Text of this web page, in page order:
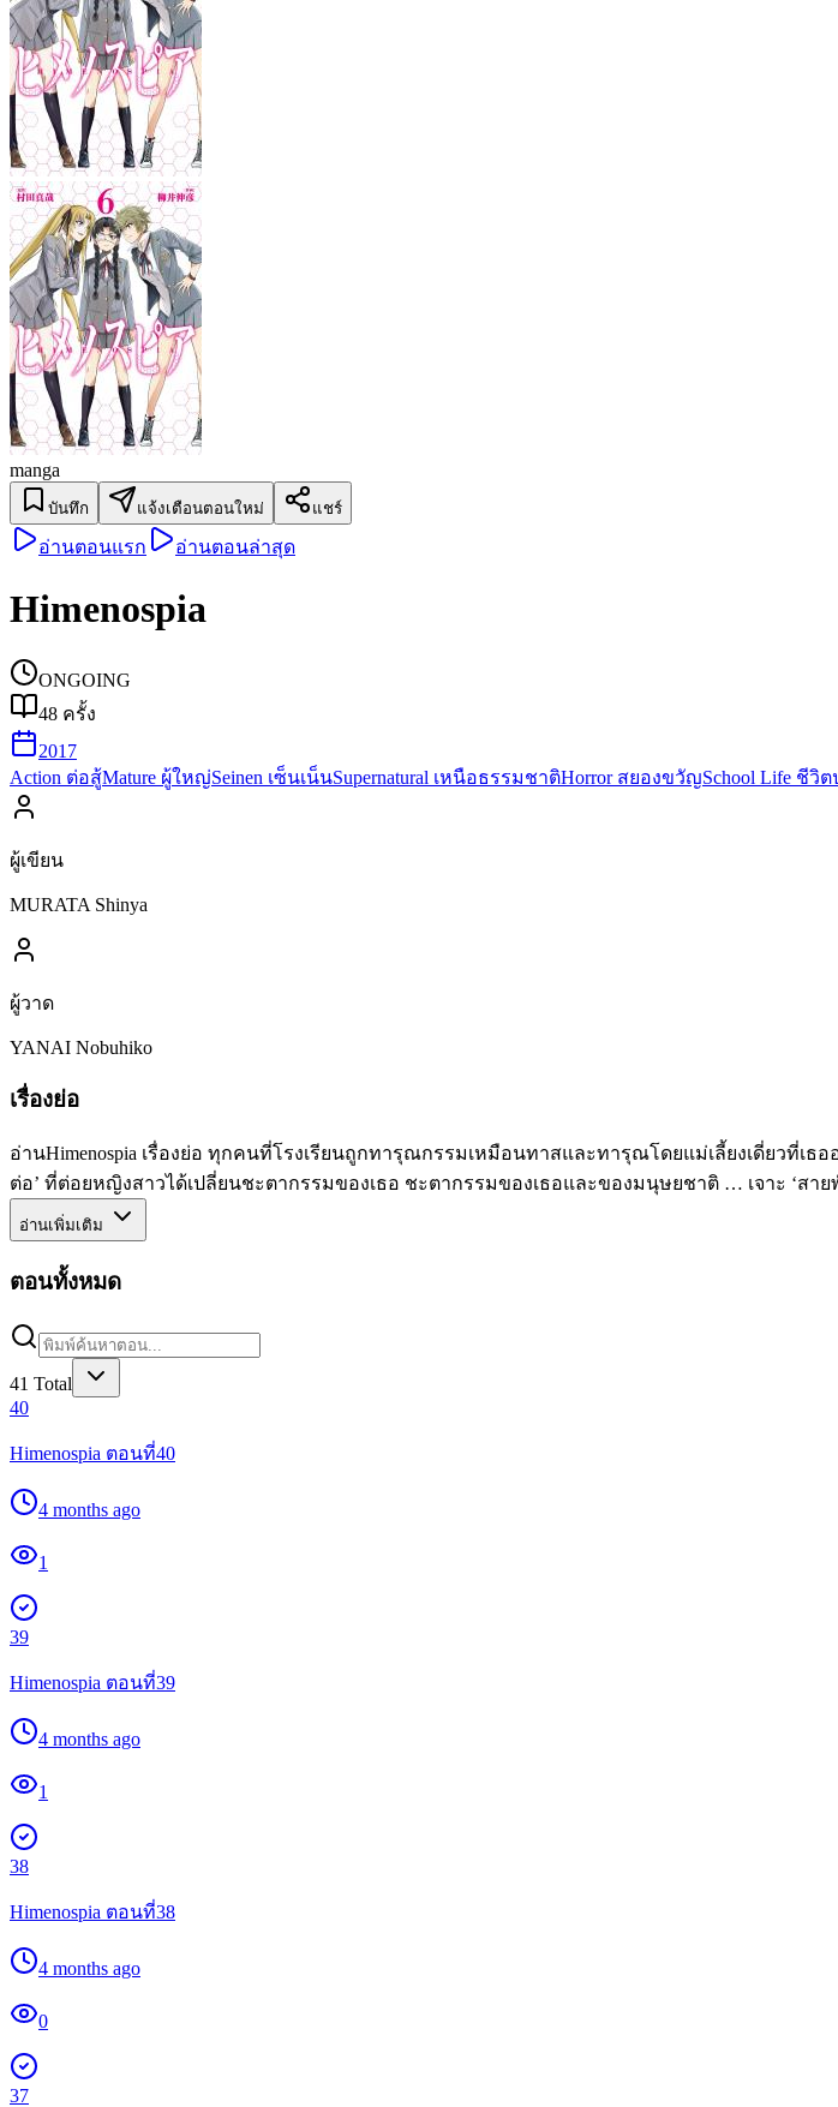
manga
บันทึก แจ้งเตือนตอนใหม่ แชร์
อ่านตอนแรก อ่านตอนล่าสุด
Himenospia
ONGOING
48 ครั้ง
2017
Action ต่อสู้Mature ผู้ใหญ่Seinen เซ็นเน็นSupernatural เหนือธรรมชาติHorror สยองขวัญSchool Life ชีวิ
ผู้เขียน
MURATA Shinya
ผู้วาด
YANAI Nobuhiko
เรื่องย่อ
อ่านHimenospia เรื่องย่อ ทุกคนที่โรงเรียนถูกทารุณกรรมเหมือนทาสและทารุณโดยแม่เลี้ยงเดี่ยวที่เ
ต่อ’ ที่ต่อยหญิงสาวได้เปลี่ยนชะตากรรมของเธอ ชะตากรรมของเธอและของมนุษยชาติ … เจาะ ‘ส
อ่านเพิ่มเติม
ตอนทั้งหมด
41 Total
40
Himenospia ตอนที่40
4 months ago
1
39
Himenospia ตอนที่39
4 months ago
1
38
Himenospia ตอนที่38
4 months ago
0
37